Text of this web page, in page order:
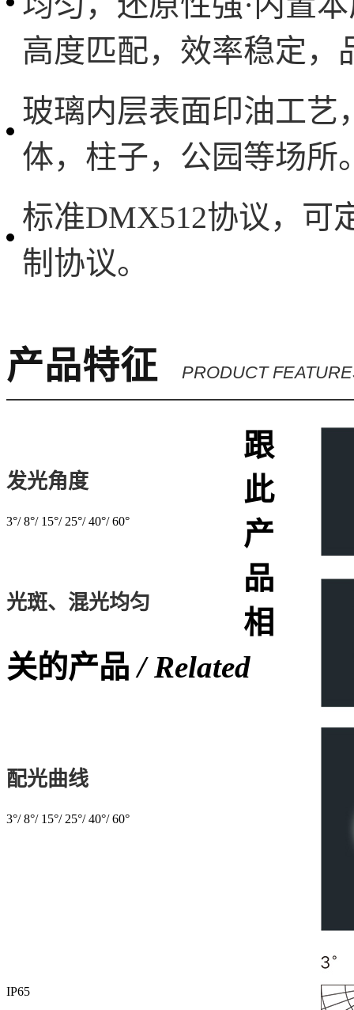
高度匹配，效率稳定，
玻璃内层表面印油工艺
体，柱子，公园等场所
标准DMX512协议，可
制协议。
产品特征 PRODUCT
发光角度
3°/ 8°/ 15°/ 25°/ 40°/ 60°
光斑、混光均匀
配光曲线
3°/ 8°/ 15°/ 25°/ 40°/ 60°
IP65
跟
此
产
品
相
关的产品/ Related